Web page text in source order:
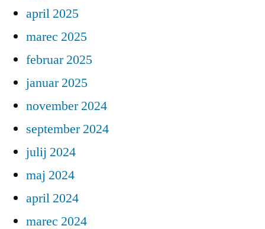
april 2025
marec 2025
februar 2025
januar 2025
november 2024
september 2024
julij 2024
maj 2024
april 2024
marec 2024